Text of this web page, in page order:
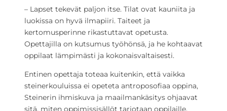
– Lapset tekevät paljon itse. Tilat ovat kauniita ja
luokissa on hyvä ilmapiiri. Taiteet ja
kertomusperinne rikastuttavat opetusta.
Opettajilla on kutsumus työhönsä, ja he kohtaavat
oppilaat lämpimästi ja kokonaisvaltaisesti.
Entinen opettaja toteaa kuitenkin, että vaikka
steinerkouluissa ei opeteta antroposofiaa oppina,
Steinerin ihmiskuva ja maailmankäsitys ohjaavat
sitä, miten oppimissisällöt tarjotaan oppilaille.